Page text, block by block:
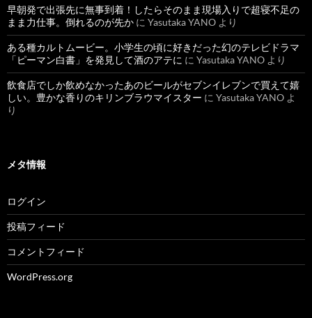
早朝発で出張先に無事到着！したらそのまま現場入りで超寝不足の
まま力仕事。倒れるのが先か に Yasutaka YANO より
ある種カルトムービー。小学生の頃に好きだった幻のテレビドラマ
「ピーマン白書」を発見して酒のアテに に Yasutaka YANO より
飲食店でしか飲めなかったあのビールがセブンイレブンで買えて嬉
しい。豊かな香りのキリンブラウマイスター に Yasutaka YANO よ
り
メタ情報
ログイン
投稿フィード
コメントフィード
WordPress.org